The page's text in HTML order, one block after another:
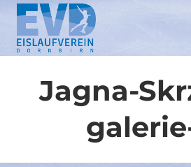
Springe
zum
Inhalt
Jagna-